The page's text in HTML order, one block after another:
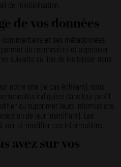
de réinitialisation.
de vos données
et ses métadonnées
permet de reconnaître et approuver
suivants au lieu de les laisser dans
notre site (le cas échéant), nous
indiquées dans leur profil.
ou supprimer leurs informations
de leur identifiant). Les
voir et modifier ces informations.
avez sur vos